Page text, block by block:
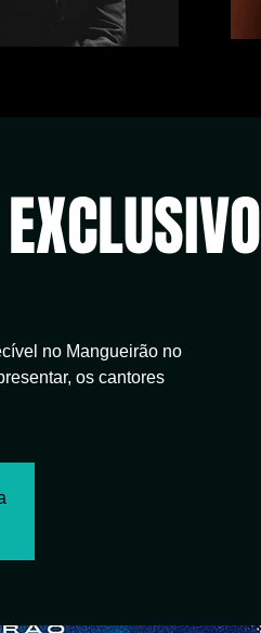
no Mangueirão no
os cantores